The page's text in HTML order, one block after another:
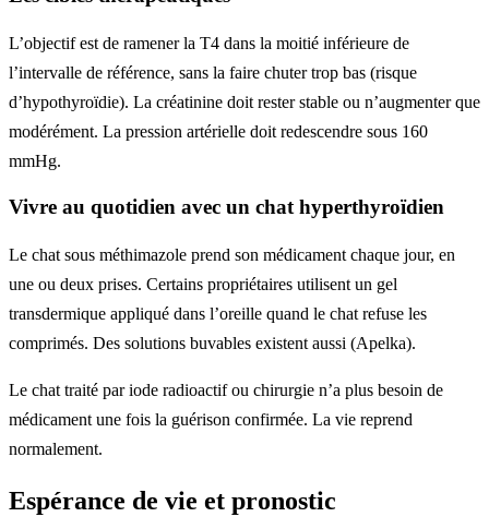
L’objectif est de ramener la T4 dans la moitié inférieure de
l’intervalle de référence, sans la faire chuter trop bas (risque
d’hypothyroïdie). La créatinine doit rester stable ou n’augmenter que
modérément. La pression artérielle doit redescendre sous 160
mmHg.
Vivre au quotidien avec un chat hyperthyroïdien
Le chat sous méthimazole prend son médicament chaque jour, en
une ou deux prises. Certains propriétaires utilisent un gel
transdermique appliqué dans l’oreille quand le chat refuse les
comprimés. Des solutions buvables existent aussi (Apelka).
Le chat traité par iode radioactif ou chirurgie n’a plus besoin de
médicament une fois la guérison confirmée. La vie reprend
normalement.
Espérance de vie et pronostic